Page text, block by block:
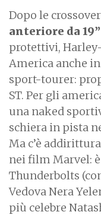
Dopo le
anteriore da 19”
protettivi,
America anche
sport-tourer:
ST. Per gli
una naked
schiera in pista
Ma c’è
nei film Marvel:
Thunderbolts
Vedova Nera
più celebre